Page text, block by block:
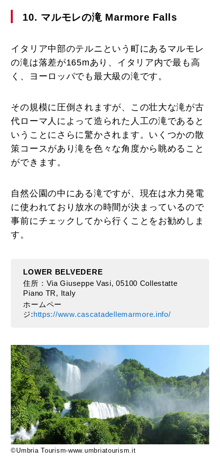
10. マルモレの滝 Marmore Falls
イタリア中部のテルニという町にあるマルモレ
の滝は落差が165mあり、イタリア内で最も高
く、ヨーロッパでも最大級の滝です。
その規模に圧倒されますが、この壮大な滝が古
代ローマ人によって造られた人工の滝であると
いうことにさらに驚かされます。いくつかの散
策コースがあり滝を色々な角度から眺めること
ができます。
自然公園の中にある滝ですが、現在は水力発電
に使われており放水の時間が決まっているので
事前にチェックしてから行くことをお勧めしま
す。
LOWER BELVEDERE
住所：Via Giuseppe Vasi, 05100 Collestatte
Piano TR, Italy
ホームペー
ジ:https://www.cascatadellemarmore.info/
©Umbria Tourism-www.umbriatourism.it